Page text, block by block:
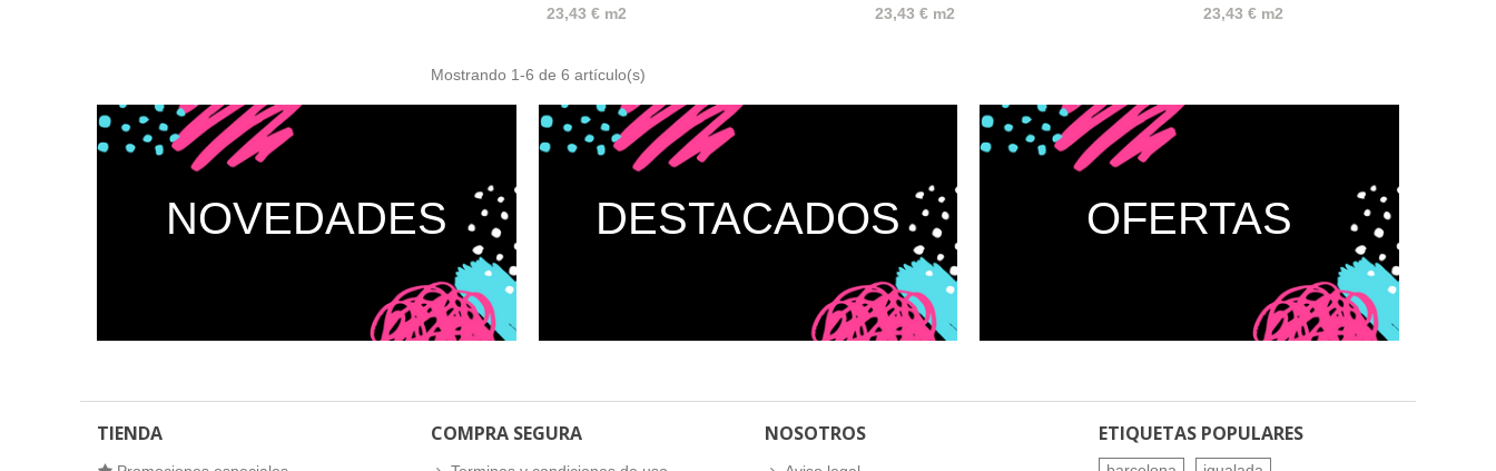
23,43 € m2
23,43 € m2
23,43 € m2
Mostrando 1-6 de 6 artículo(s)
NOVEDADES DESTACADOS OFERTAS
TIENDA COMPRA SEGURA NOSOTROS ETIQUETAS POPULARES